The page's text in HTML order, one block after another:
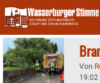
Skip
to
content
Von
19:02